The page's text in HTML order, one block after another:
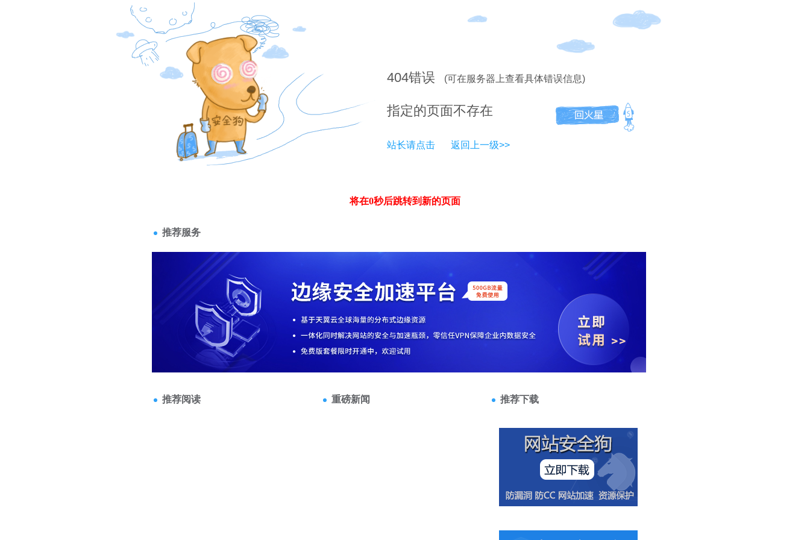
404错误 (可在服务器上查看具体错误信息)
指定的页面不存在
站长请点击 返回上一级>>